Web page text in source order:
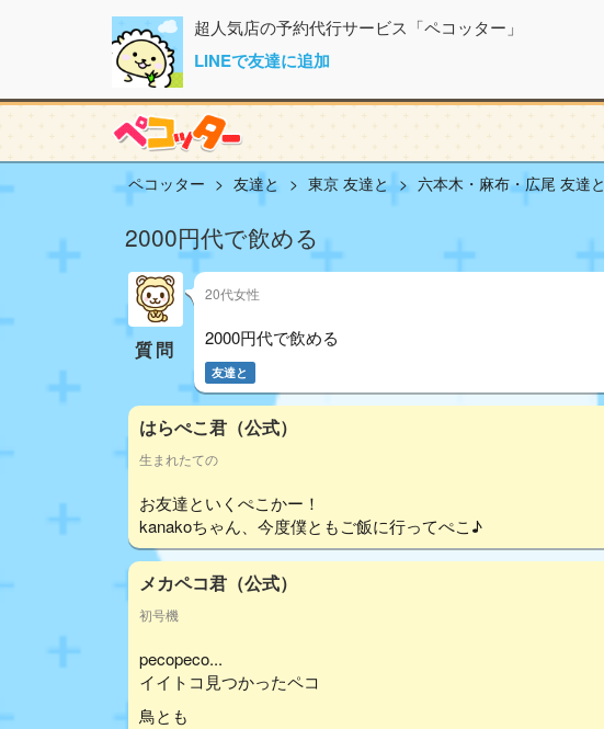
超人気店の予約代行サービス「ペコッター」
LINEで友達に追加
ペコッター 友達と 東京 友達と 六本木・麻布・広尾 友達と
2000円代で飲める
質問
20代女性
2000円代で飲める
友達と
はらぺこ君（公式）
生まれたての
お友達といくぺこかー！
kanakoちゃん、今度僕ともご飯に行ってぺこ♪
メカペコ君（公式）
初号機
pecopeco...
イイトコ見つかったペコ
鳥とも